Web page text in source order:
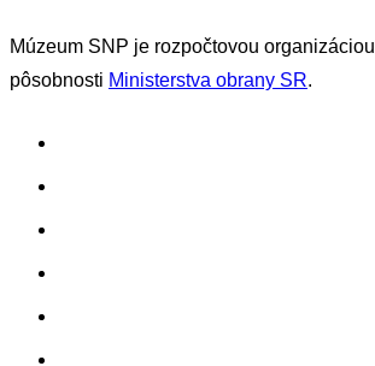
Múzeum SNP je rozpočtovou organizáciou
pôsobnosti Ministerstva obrany SR.